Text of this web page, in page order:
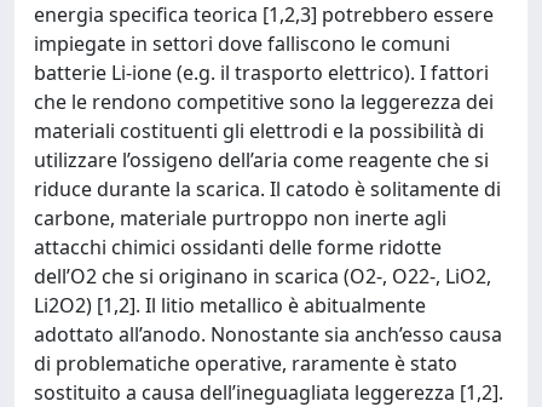
energia specifica teorica [1,2,3] potrebbero essere
impiegate in settori dove falliscono le comuni
batterie Li-ione (e.g. il trasporto elettrico). I fattori
che le rendono competitive sono la leggerezza dei
materiali costituenti gli elettrodi e la possibilità di
utilizzare l’ossigeno dell’aria come reagente che si
riduce durante la scarica. Il catodo è solitamente di
carbone, materiale purtroppo non inerte agli
attacchi chimici ossidanti delle forme ridotte
dell’O2 che si originano in scarica (O2-, O22-, LiO2,
Li2O2) [1,2]. Il litio metallico è abitualmente
adottato all’anodo. Nonostante sia anch’esso causa
di problematiche operative, raramente è stato
sostituito a causa dell’ineguagliata leggerezza [1,2].